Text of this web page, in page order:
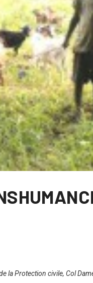
la Protection civile, Col